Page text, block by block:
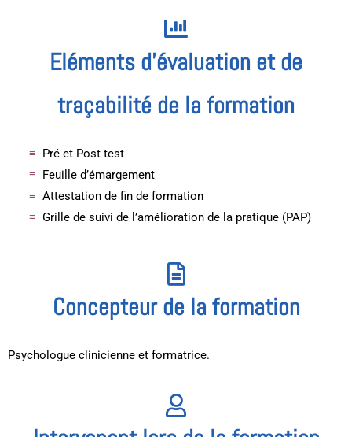
Eléments d'évaluation et de
traçabilité de la formation
Pré et Post test
Feuille d’émargement
Attestation de fin de formation
Grille de suivi de l’amélioration de la pratique (PAP)
Concepteur de la formation
Psychologue clinicienne et formatrice.